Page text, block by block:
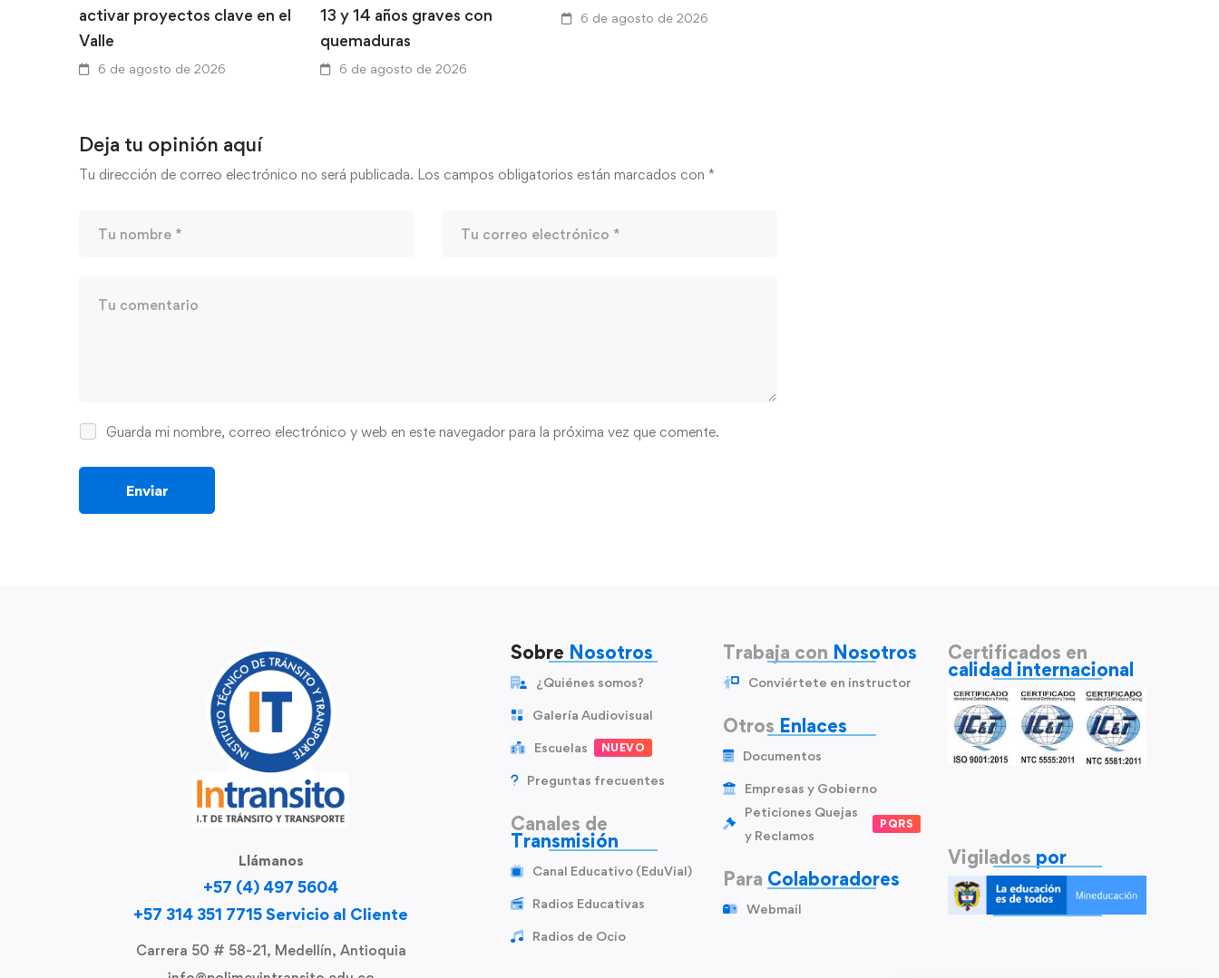
activar proyectos clave en el
Valle
6 de agosto de 2026
13 y 14 años graves con
quemaduras
6 de agosto de 2026
6 de agosto de 2026
Deja tu opinión aquí
Tu dirección de correo electrónico no será publicada. Los campos obligatorios están marcados con *
Guarda mi nombre, correo electrónico y web en este navegador para la próxima vez que comente.
Llámanos
+57 (4) 497 5604
+57 314 351 7715 Servicio al Cliente
Carrera 50 # 58-21, Medellín, Antioquia
Sobre Nosotros
¿Quiénes somos?
Galería Audiovisual
Escuelas NUEVO
Preguntas frecuentes
Canales de
Transmisión
Canal Educativo (EduVial)
Radios Educativas
Radios de Ocio
Trabaja con Nosotros
Conviértete en instructor
Otros Enlaces
Documentos
Empresas y Gobierno
Peticiones Quejas
y Reclamos
PQRS
Para Colaboradores
Webmail
Certificados en
calidad internacional
Vigilados por